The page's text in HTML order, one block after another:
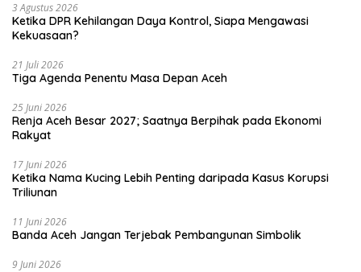
3 Agustus 2026
Ketika DPR Kehilangan Daya Kontrol, Siapa Mengawasi
Kekuasaan?
21 Juli 2026
Tiga Agenda Penentu Masa Depan Aceh
25 Juni 2026
Renja Aceh Besar 2027; Saatnya Berpihak pada Ekonomi
Rakyat
17 Juni 2026
Ketika Nama Kucing Lebih Penting daripada Kasus Korupsi
Triliunan
11 Juni 2026
Banda Aceh Jangan Terjebak Pembangunan Simbolik
9 Juni 2026